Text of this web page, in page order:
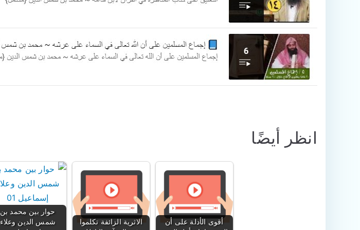
انظر أيضًا
حوار بين محمد بن
شمس الدين وعلاء
الاثرية الزائفة تكلموا
أقوى الأدلة على أن